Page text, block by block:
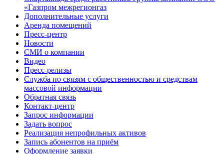
«Газпром межрегионгаз
Дополнительные услуги
Аренда помещений
Пресс-центр
Новости
СМИ о компании
Видео
Пресс-релизы
Служба по связям с общественностью и средствам
массовой информации
Обратная связь
Контакт-центр
Запрос информации
Задать вопрос
Реализация непрофильных активов
Запись абонентов на приём
Оформление заявки